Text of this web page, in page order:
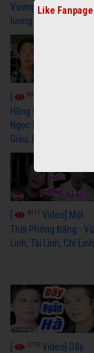
Vương Lệ Thủy | cải
lương xã hội hay nhất
9060
Hồng Cài Áo - Vũ Linh,
Ngọc Huyền, Ngọc
Giàu, Diệp Lang
4111 Video] Một
Thời Phóng Đãng - Vũ
Linh, Tài Linh, Chí Linh
3770 Video] Dãy
Like